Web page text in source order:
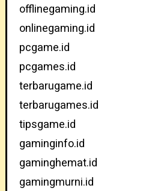
offlinegaming.id
onlinegaming.id
pcgame.id
pcgames.id
terbarugame.id
terbarugames.id
tipsgame.id
gaminginfo.id
gaminghemat.id
gamingmurni.id